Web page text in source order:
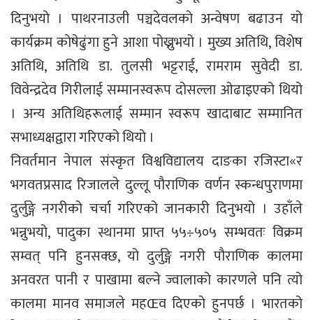
दिनुभयो । पाथरनाउली पञ्चदेवलको अन्वेषण बढाउन यो
कार्यक्रम कोषेढुंगा हुने आशा पोख्नुभयो । मुख्य अतिथि, विशेष
अतिथि, अतिथि डा. तुलसी भट्टराई, रामराम सुवेदी डा.
विवेन्द्रदेव गिरीलाई सम्मानस्वरूप दोसल्ला ओढाइएको थियो
। अन्य अतिथिहरूलाई सम्मान स्वरूप खादाबाट सम्मानित
सभाध्यक्षद्वारा गरिएको थियो ।
निवर्तमान नेपाल संस्कृत विश्वविद्यालय दाङका रजिस्टा«र
भगवतप्रसाद रिजालले दुल्लू पौराणिक वर्णन स्कन्धपुराणमा
दुर्लुङ्गे नगरीको चर्चा गरिएको जानकारी दिनुभयो । उहाँले
भन्नुभयो, पादुका स्थानमा प्राप्त ५५÷५०५ सम्भवतः विक्रम
सम्वत् पनि हुनसक्छ, यो दुर्लुङ्गे नगरी पौराणिक कालमा
अनवरत पानी र पाखामा बल्ने ज्वालाको कारणले पनि त्यो
कालमा मानव समाजले महŒव दिएको हुनपर्छ । भारतको